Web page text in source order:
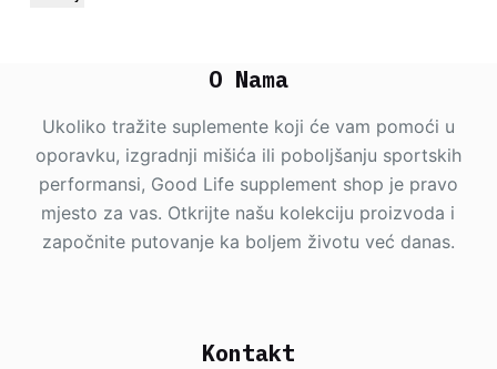
O Nama
Ukoliko tražite suplemente koji će vam pomoći u
oporavku, izgradnji mišića ili poboljšanju sportskih
performansi, Good Life supplement shop je pravo
mjesto za vas. Otkrijte našu kolekciju proizvoda i
započnite putovanje ka boljem životu već danas.
Kontakt